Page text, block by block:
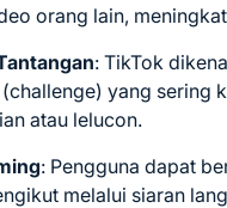
orang lain,
: TikTok
yang sering
atau lelucon.
: Pengguna dapat
melalui siaran